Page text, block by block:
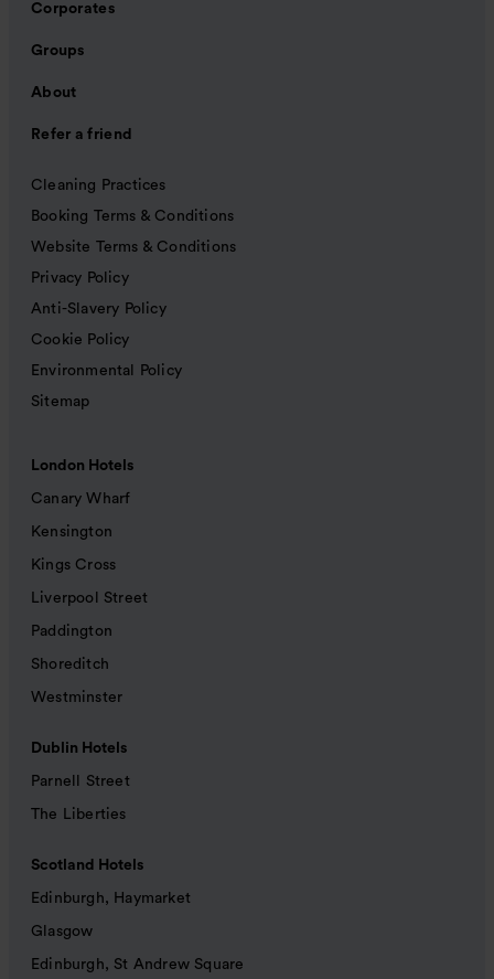
Corporates
Groups
About
Refer a friend
Cleaning Practices
Booking Terms & Conditions
Website Terms & Conditions
Privacy Policy
Anti-Slavery Policy
Cookie Policy
Environmental Policy
Sitemap
London Hotels
Canary Wharf
Kensington
Kings Cross
Liverpool Street
Paddington
Shoreditch
Westminster
Dublin Hotels
Parnell Street
The Liberties
Scotland Hotels
Edinburgh, Haymarket
Glasgow
Edinburgh, St Andrew Square